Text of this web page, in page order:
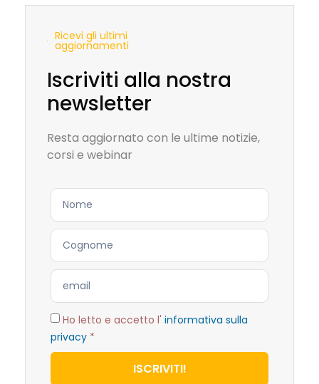
Ricevi gli ultimi
aggiornamenti
Iscriviti alla nostra
newsletter
Resta aggiornato con le ultime notizie,
corsi e webinar
Ho letto e accetto l' informativa sulla
privacy *
ISCRIVITI!